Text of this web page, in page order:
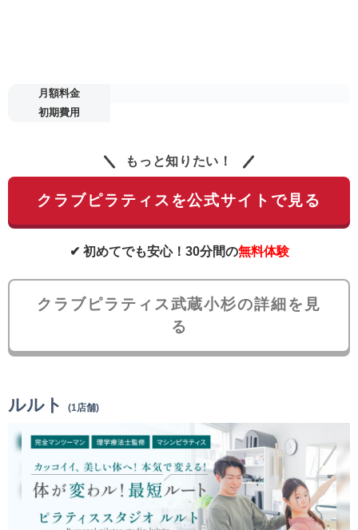
月額料金
初期費用
もっと知りたい！
クラブピラティスを公式サイトで見る
✔ 初めてでも安心！30分間の無料体験
クラブピラティス武蔵小杉の詳細を見
る
ルルト (1店舗)